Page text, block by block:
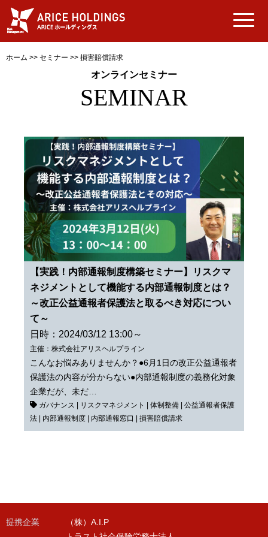
ホーム >> セミナー >> 損害賠償請求
オンラインセミナー
SEMINAR
【実践！内部通報制度構築セミナー】リスクマ
ネジメントとして機能する内部通報制度とは？
～改正公益通報者保護法と取るべき対応につい
て～
日時：2024/03/12 13:00～
主催：株式会社アリスヘルプライン
こんなお悩みありませんか？●6月1日の改正公益通報者
保護法の内容が分からない●内部通報制度の義務化対象
企業だが、未だ…
ガバナンス リスクマネジメント 体制整備
公益通報者保護
法
内部通報制度 内部通報窓口 損害賠償請求
提携企業
（株）A.I.P